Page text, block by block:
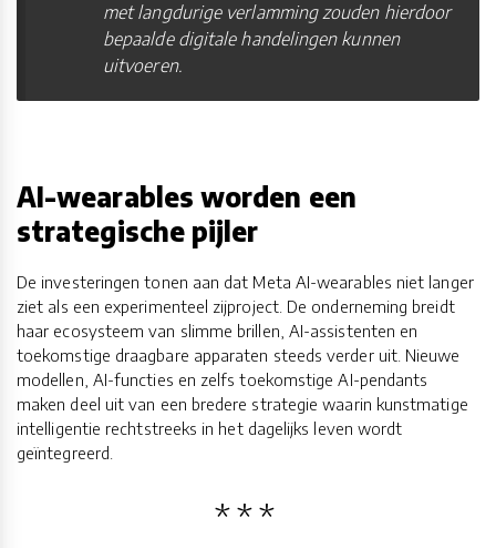
met langdurige verlamming zouden hierdoor
bepaalde digitale handelingen kunnen
uitvoeren.
AI-wearables worden een
strategische pijler
De investeringen tonen aan dat Meta AI-wearables niet langer
ziet als een experimenteel zijproject. De onderneming breidt
haar ecosysteem van slimme brillen, AI-assistenten en
toekomstige draagbare apparaten steeds verder uit. Nieuwe
modellen, AI-functies en zelfs toekomstige AI-pendants
maken deel uit van een bredere strategie waarin kunstmatige
intelligentie rechtstreeks in het dagelijks leven wordt
geïntegreerd.